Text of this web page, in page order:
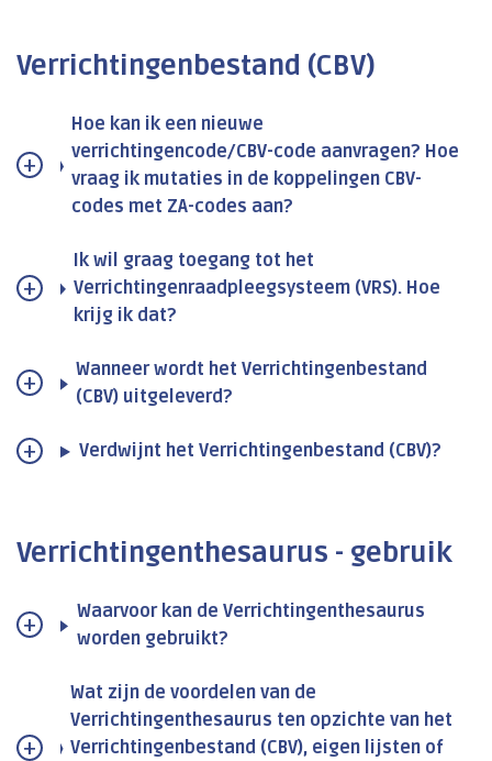
Verrichtingenbestand (CBV)
Hoe kan ik een nieuwe
verrichtingencode/CBV-code aanvragen? Hoe
vraag ik mutaties in de koppelingen CBV-
codes met ZA-codes aan?
Ik wil graag toegang tot het
Verrichtingenraadpleegsysteem (VRS). Hoe
krijg ik dat?
Wanneer wordt het Verrichtingenbestand
(CBV) uitgeleverd?
Verdwijnt het Verrichtingenbestand (CBV)?
Verrichtingenthesaurus - gebruik
Waarvoor kan de Verrichtingenthesaurus
worden gebruikt?
Wat zijn de voordelen van de
Verrichtingenthesaurus ten opzichte van het
Verrichtingenbestand (CBV), eigen lijsten of